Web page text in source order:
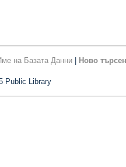
на Базата Данни Ново
Public Library